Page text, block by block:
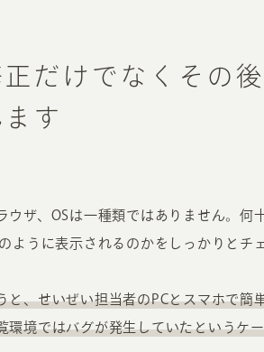
だけでなくその
す
ウザ、OSは一種類ではありません。何
ように表示されるのかをしっかりとチ
、せいぜい担当者のPCとスマホで簡
環境ではバグが発生していたというケ